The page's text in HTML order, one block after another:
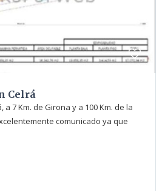
Celrá
7 Km. de Girona y a 100 Km. de la
comunicado ya que